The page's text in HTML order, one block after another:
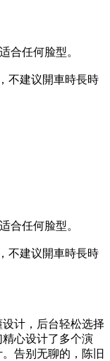
合任何脸型。
不建议開車時長時
合任何脸型。
不建议開車時長時
计，后台轻松选择
心设计了多个演
告别无聊的，陈旧